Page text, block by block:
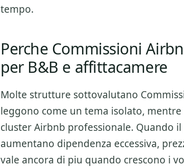
tempo.
Perche Commissioni
per B&B e affittacamere
Molte strutture sottovalutano
leggono come un tema isolato,
clusterAirbnb professionale. Quando
aumentano dipendenza eccessiva,
vale ancora di piu quando crescono i